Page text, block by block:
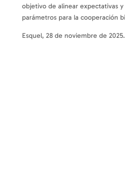
objetivo de alinear expectativas
parámetros para la cooperación
Esquel, 28 de noviembre de